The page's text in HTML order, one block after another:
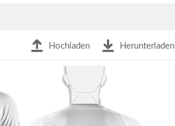
Hochladen Herunterladen